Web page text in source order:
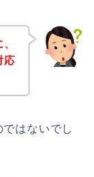
応
はないでし